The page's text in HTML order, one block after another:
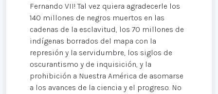
Fernando VII! Tal vez quiera agradecerle los
140 millones de negros muertos en las
cadenas de la esclavitud, los 70 millones de
indígenas borrados del mapa con la
represión y la servidumbre, los siglos de
oscurantismo y de inquisición, y la
prohibición a Nuestra América de asomarse
a los avances de la ciencia y el progreso. No